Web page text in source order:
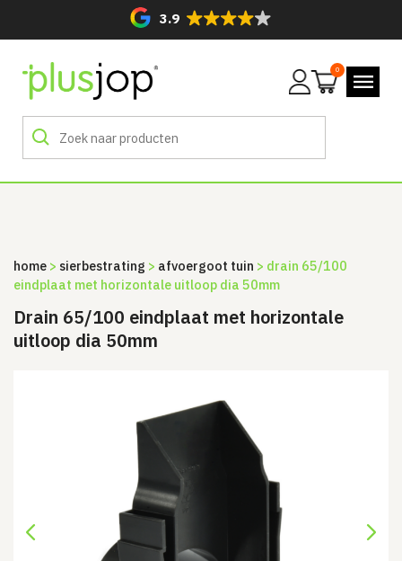
3.9
Mijn
0
home > sierbestrating > afvoergoot tuin > drain 65/100
eindplaat met horizontale uitloop dia 50mm
Drain 65/100 eindplaat met horizontale
uitloop dia 50mm